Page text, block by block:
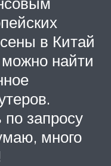
в Китай
найти
по запросу
много